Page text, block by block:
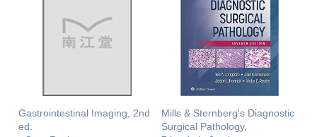
Gastrointestinal Imaging, 2nd
ed.
Mills & Sternberg's Diagnostic
Surgical Pathology,